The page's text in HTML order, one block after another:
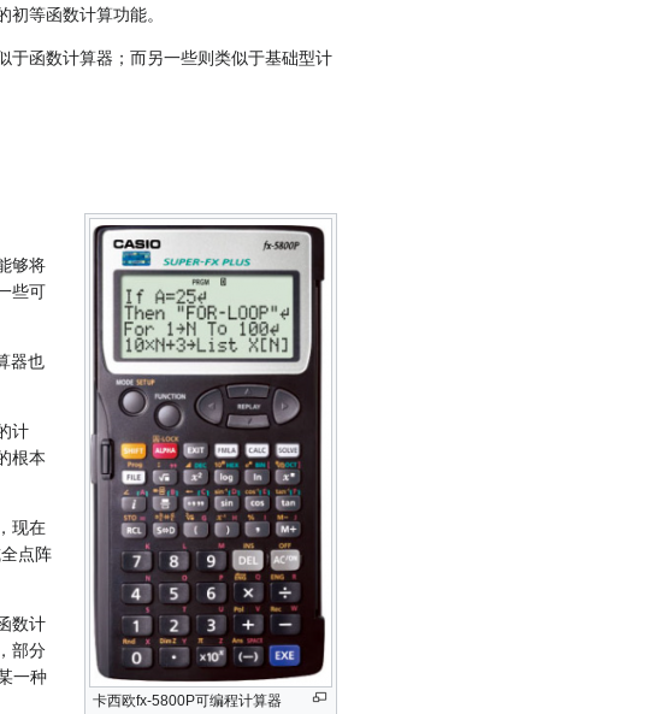
等函数计算功能。
于函数计算器；而另一些则类似于基础型计
卡西欧fx-5800P可编程计算器
够将
些可
器也
计
根本
现在
点阵
数计
部分
一种